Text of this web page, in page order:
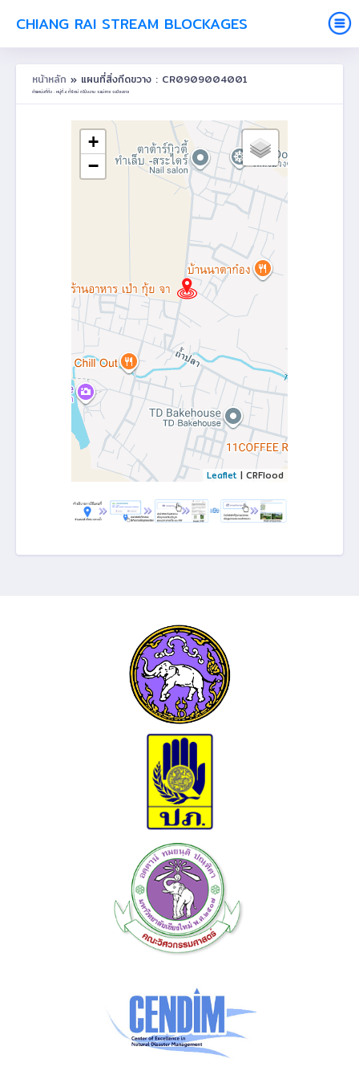
CHIANG RAI STREAM BLOCKAGES
หน้าหลัก » แผนที่สิ่งกีดขวาง : CR0909004001
ตำแหน่งที่ตั้ง : หมู่ที่ 4 ถ้ำใหม่ ต.โป่งงาม อ.แม่สาย จ.เชียงราย
+
−
Leaflet | CRFlood